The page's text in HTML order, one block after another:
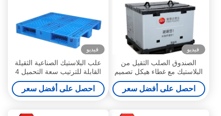
فيديو
الصندوق الصلب الثقيل من
البلاستيك مع غطاء هيكل تصميم
واحد
احصل على أفضل سعر
فيديو
علب البلاستيك الصناعية الثقيلة
القابلة للترتيب سعة التحميل 4
طن و 1 طن
احصل على أفضل سعر